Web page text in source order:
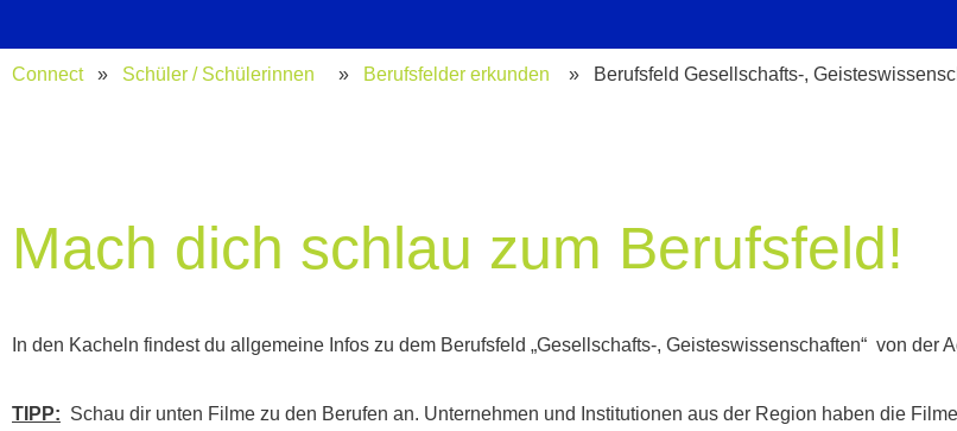
Connect» Schüler / Schülerinnen » Berufsfelder erkunden » Berufsfeld Gesellschafts-,
Mach dich schlau zum Berufsfeld!
In den Kacheln findest du allgemeine Infos zu dem Berufsfeld „Gesellschafts-, Geisteswissenschaften“ von der
TIPP: Schau dir unten Filme zu den Berufen an. Unternehmen und Institutionen aus der Region haben die